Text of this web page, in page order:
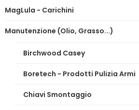
MagLula - Carichini
Manutenzione (Olio, Grasso...)
Birchwood Casey
Boretech - Prodotti Pulizia Armi
Chiavi Smontaggio